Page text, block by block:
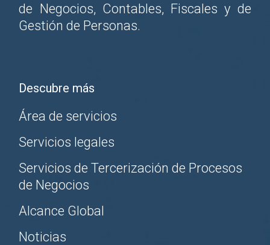
de Negocios, Contables, Fiscales y de
Gestión de Personas.
Descubre más
Área de servicios
Servicios legales
Servicios de Tercerización de Procesos
de Negocios
Alcance Global
Noticias